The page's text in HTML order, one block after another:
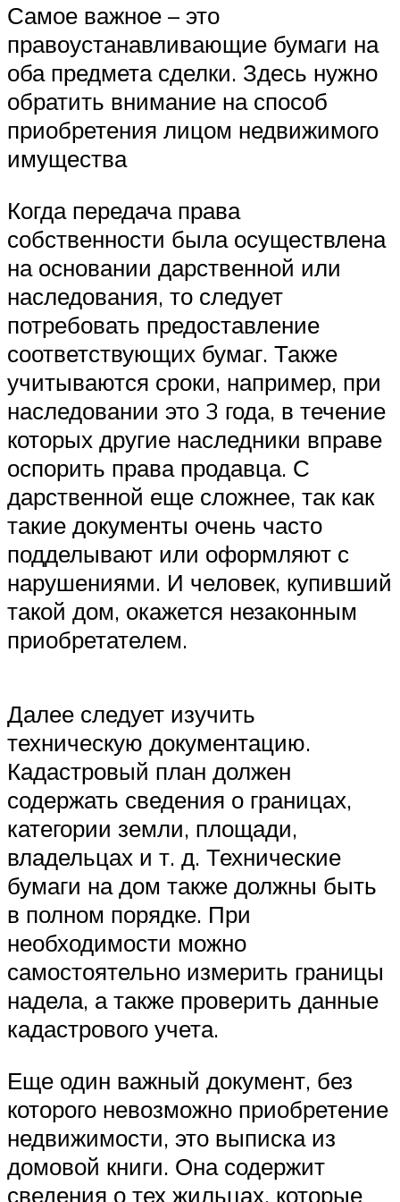
Самое важное – это
правоустанавливающие бумаги на
оба предмета сделки. Здесь нужно
обратить внимание на способ
приобретения лицом недвижимого
имущества
Когда передача права
собственности была осуществлена
на основании дарственной или
наследования, то следует
потребовать предоставление
соответствующих бумаг. Также
учитываются сроки, например, при
наследовании это 3 года, в течение
которых другие наследники вправе
оспорить права продавца. С
дарственной еще сложнее, так как
такие документы очень часто
подделывают или оформляют с
нарушениями. И человек, купивший
такой дом, окажется незаконным
приобретателем.
Далее следует изучить
техническую документацию.
Кадастровый план должен
содержать сведения о границах,
категории земли, площади,
владельцах и т. д. Технические
бумаги на дом также должны быть
в полном порядке. При
необходимости можно
самостоятельно измерить границы
надела, а также проверить данные
кадастрового учета.
Еще один важный документ, без
которого невозможно приобретение
недвижимости, это выписка из
домовой книги. Она содержит
сведения о тех жильцах, которые